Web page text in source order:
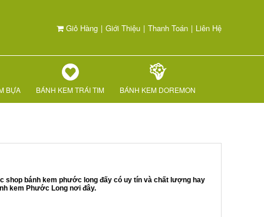
Giỏ Hàng | Giới Thiệu | Thanh Toán | Liên Hệ
BỰA BÁNH KEM TRÁI TIM BÁNH KEM DOREMON
shop bánh kem phước long đấy có uy tín và chất lượng hay
kem Phước Long nơi đây.